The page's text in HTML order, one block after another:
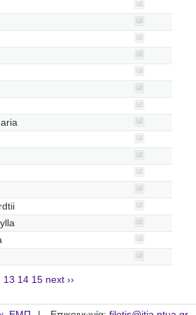
13 14 15 next ››